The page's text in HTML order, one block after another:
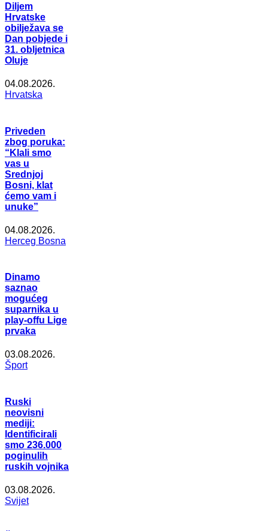
Diljem
Hrvatske
obilježava se
Dan pobjede i
31. obljetnica
Oluje
04.08.2026.
Hrvatska
Priveden
zbog poruka:
“Klali smo
vas u
Srednjoj
Bosni, klat
ćemo vam i
unuke”
04.08.2026.
Herceg Bosna
Dinamo
saznao
mogućeg
suparnika u
play-offu Lige
prvaka
03.08.2026.
Šport
Ruski
neovisni
mediji:
Identificirali
smo 236.000
poginulih
ruskih vojnika
03.08.2026.
Svijet